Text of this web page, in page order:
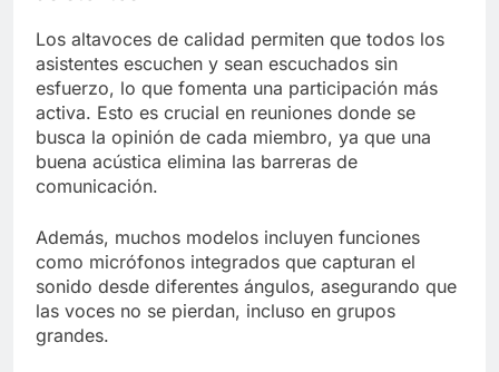
Los altavoces de calidad permiten que todos los
asistentes escuchen y sean escuchados sin
esfuerzo, lo que fomenta una participación más
activa. Esto es crucial en reuniones donde se
busca la opinión de cada miembro, ya que una
buena acústica elimina las barreras de
comunicación.
Además, muchos modelos incluyen funciones
como micrófonos integrados que capturan el
sonido desde diferentes ángulos, asegurando que
las voces no se pierdan, incluso en grupos
grandes.